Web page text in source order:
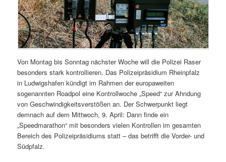
Von Montag bis Sonntag nächster Woche will die Polizei Raser
besonders stark kontrollieren. Das Polizeipräsidium Rheinpfalz
in Ludwigshafen kündigt im Rahmen der europaweiten
sogenannten Roadpol eine Kontrollwoche „Speed“ zur Ahndung
von Geschwindigkeitsverstößen an. Der Schwerpunkt liegt
demnach auf dem Mittwoch, 9. April: Dann finde ein
„Speedmarathon“ mit besonders vielen Kontrollen im gesamten
Bereich des Polizeipräsidiums statt – das betrifft die Vorder- und
Südpfalz.